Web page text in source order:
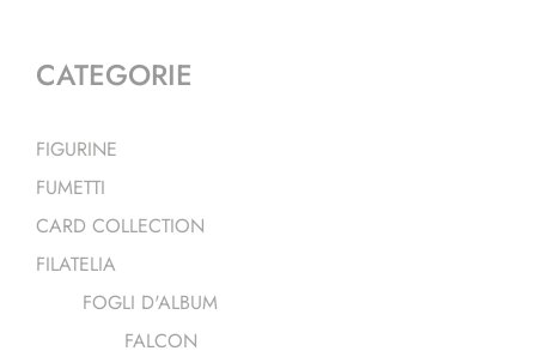
CATEGORIE
FIGURINE
FUMETTI
CARD COLLECTION
FILATELIA
FOGLI D'ALBUM
FALCON